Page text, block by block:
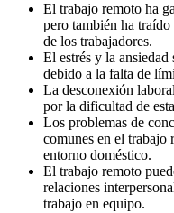
El trabajo remoto ha
pero también ha
de los trabajadores.
El estrés y la
debido a la falta de
La desconexión
por la dificultad de
Los problemas de
comunes en el trabajo
entorno doméstico.
El trabajo remoto
relaciones
trabajo en equipo.